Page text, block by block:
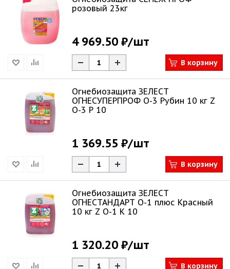
розовый 23кг
4 969.50 ₽/шт
В корзину
Огнебиозащита ЗЕЛЕСТ
ОГНЕСУПЕРПРОФ О-3 Рубин 10 кг Z
O-3 Р 10
1 369.55 ₽/шт
В корзину
Огнебиозащита ЗЕЛЕСТ
ОГНЕСТАНДАРТ О-1 плюс Красный
10 кг Z О-1 К 10
1 320.20 ₽/шт
В корзину